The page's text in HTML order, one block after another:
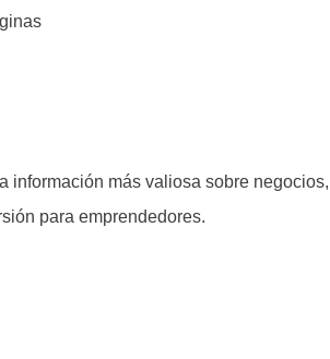
información más valiosa sobre negocios,
para emprendedores.